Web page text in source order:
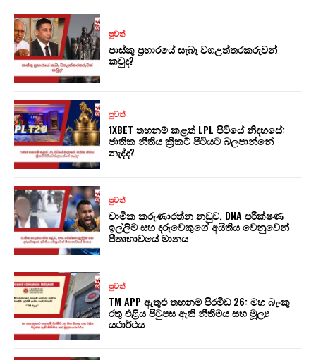
පුවත්
පාස්කු ප්‍රහාරයේ සැබෑ වගඋත්තරකරුවන්
කවුද?
පුවත්
1XBET තහනම් කළත් LPL පිටියේ නිදහසේ:
ජාතික නීතිය ක්‍රිකට් පිටියට බලපාන්නේ
නැද්ද?
පුවත්
චාමික කරුණාරත්න නඩුව, DNA පරීක්ෂණ
ඉල්ලීම සහ දරුවෙකුගේ අයිතිය වෙනුවෙන්
පීතෘභාවයේ මානය
පුවත්
TM APP ඇතුළු තහනම් පිරමිඩ 26: මහ බැංකු
රතු එළිය පිටුපස ඇති නීතිමය සහ මූල්‍ය
යථාර්ථය